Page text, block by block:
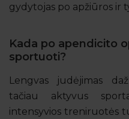
gydytojas po apžiūros ir
Kada po apendicito
sportuoti?
Lengvas judėjimas
tačiau aktyvus
intensyvios treniruotės